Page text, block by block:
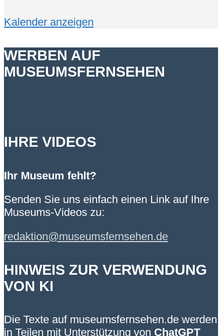
Kalender anzeigen
WERBEN AUF
MUSEUMSFERNSEHEN
IHRE VIDEOS
Ihr Museum fehlt?
Senden Sie uns einfach einen Link auf Ihre
Museums-Videos zu:
redaktion@museumsfernsehen.de
HINWEIS ZUR VERWENDUNG
VON KI
Die Texte auf museumsfernsehen.de werden
in Teilen mit Unterstützung von ChatGPT